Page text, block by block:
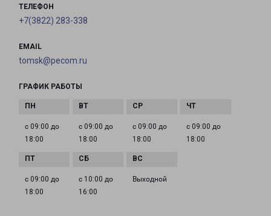
ТЕЛЕФОН
+7(3822) 283-338
EMAIL
tomsk@pecom.ru
ГРАФИК РАБОТЫ
с 09:00 до
18:00
с 09:00 до
18:00
с 09:00 до
18:00
с 09:00 до
18:00
с 09:00 до
18:00
с 10:00 до
16:00
Выходной